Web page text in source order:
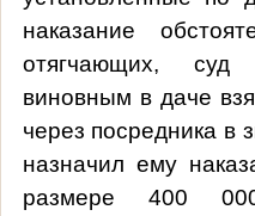
наказание
отягчающих, суд
виновным в даче
через посредника в
назначил ему
размере 400